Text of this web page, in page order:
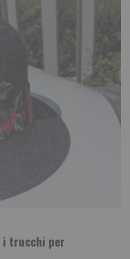
i trucchi per